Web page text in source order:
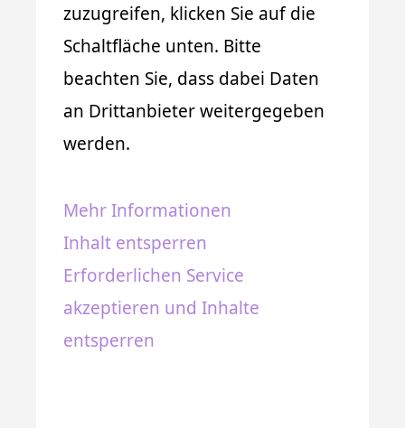
zuzugreifen, klicken Sie auf die
Schaltfläche unten. Bitte
beachten Sie, dass dabei Daten
an Drittanbieter weitergegeben
werden.
Mehr Informationen
Inhalt entsperren
Erforderlichen Service
akzeptieren und Inhalte
entsperren